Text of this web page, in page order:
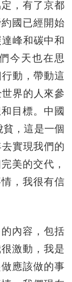
，有了京都
國已經開始
峰和碳中和
今天也在思
動，帶動這
界的人來參
目標。中國
，這是一個
實現我們的
美的交代，
，我很有信
內容，包括
激動，我是
應該做的事